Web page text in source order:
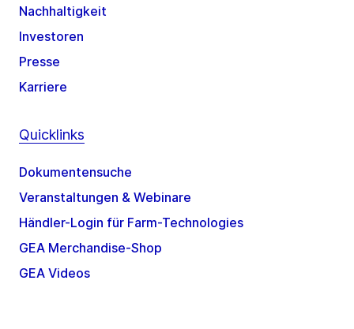
Nachhaltigkeit
Investoren
Presse
Karriere
Quicklinks
Dokumentensuche
Veranstaltungen & Webinare
Händler-Login für Farm-Technologies
GEA Merchandise-Shop
GEA Videos